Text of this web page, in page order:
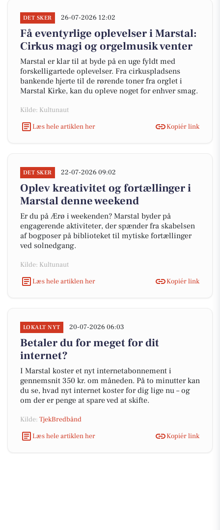
DET SKER 26-07-2026 12:02
Få eventyrlige oplevelser i Marstal:
Cirkus magi og orgelmusik venter
Marstal er klar til at byde på en uge fyldt med
forskelligartede oplevelser. Fra cirkuspladsens
bankende hjerte til de rørende toner fra orglet i
Marstal Kirke, kan du opleve noget for enhver smag.
Kilde: Kultunaut
Læs hele artiklen her
Kopiér link
DET SKER 22-07-2026 09:02
Oplev kreativitet og fortællinger i
Marstal denne weekend
Er du på Ærø i weekenden? Marstal byder på
engagerende aktiviteter, der spænder fra skabelsen
af bogposer på biblioteket til mytiske fortællinger
ved solnedgang.
Kilde: Kultunaut
Læs hele artiklen her
Kopiér link
LOKALT NYT 20-07-2026 06:03
Betaler du for meget for dit
internet?
I Marstal koster et nyt internetabonnement i
gennemsnit 350 kr. om måneden. På to minutter kan
du se, hvad nyt internet koster for dig lige nu – og
om der er penge at spare ved at skifte.
Kilde: TjekBredbånd
Læs hele artiklen her
Kopiér link